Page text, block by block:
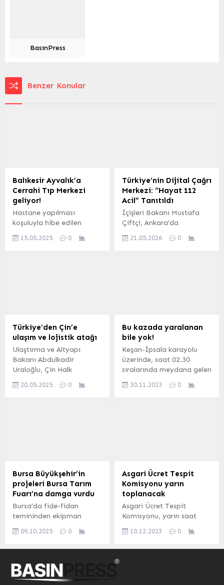
BasınPress
Benzer Konular
Balıkesir Ayvalık’a
Cerrahi Tıp Merkezi
geliyor!
Hastane yapılması
koşuluyla hibe edilen
işletilmesi amacıyla açılan
15.05.2025 0
Türkiye’nin Dijital Çağrı
Merkezi: “Hayat 112
Acil” Tanıtıldı
İçişleri Bakanı Mustafa
Çiftçi, Ankara’da
toplantısında,
geleneksel 112 acil çağrı
hattını dijital bir
platforma taşıyarak
hizmet çeşitliliğini
artırıyor. Hayat 112 Acil’in
Sunduğu İmkanlar
Uygulama sayesinde
21.05.2026 0
Türkiye’den Çin’e
ulaşım ve lojistik atağı
​​​​​​​Ulaştırma ve Altyapı
Bakanı Abdulkadir
Uraloğlu, Çin Halk
21-25 Mayıs 2025
20.05.2025 0
Bu kazada yaralanan
bile yok!
Keşan-İpsala karayolu
üzerinde, saat 02.30
sıralarında meydana gelen
hasarla atlatıldı. Erdoğan
kontrolden çıktı. Yol
kenarındaki akaryakıt
istasyonunun girişinde
bulunan kaldırım taşlarına
çarptı. Çarpmanın
etkisiyle...
30.11.2023 0
Bursa Büyükşehir’in
projeleri Bursa Tarım
Fuarı’na damga vurdu
Bursa’da fide-fidan
temininden ekipman
borusu dağıtımından sıvı
dağıtımından biçerdöver
desteğine kadar birçok
09.10.2025 0
Asgari Ücret Tespit
Komisyonu yarın
toplanacak
Asgari Ücret Tespit
Komisyonu, yarın saat
Sosyal Güvenlik
10.12.2023 0